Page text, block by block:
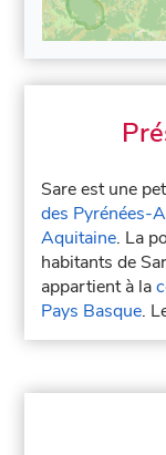
Sare est une
des Pyrénées-
Aquitaine. La
habitants de
appartient à la
Pays Basque.